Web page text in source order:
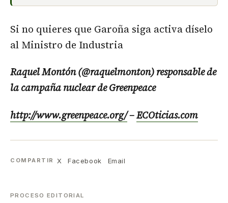
Si no quieres que Garoña siga activa díselo
al Ministro de Industria
Raquel Montón (@raquelmonton) responsable de
la campaña nuclear de Greenpeace
http://www.greenpeace.org/–ECOticias.com
COMPARTIR X Facebook Email
PROCESO EDITORIAL